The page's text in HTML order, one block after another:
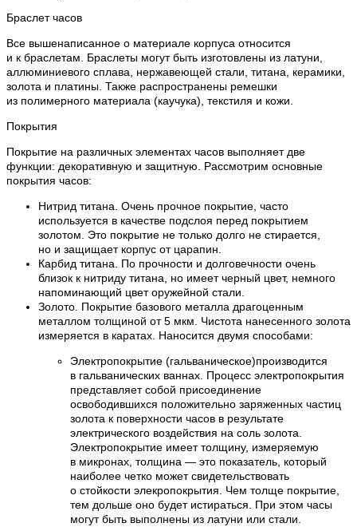
Браслет часов
Все вышенаписанное о материале корпуса относится
и к браслетам. Браслеты могут быть изготовлены из латуни,
аллюминиевого сплава, нержавеющей стали, титана, керамики,
золота и платины. Также распространены ремешки
из полимерного материала (каучука), текстиля и кожи.
Покрытия
Покрытие на различных элементах часов выполняет две
функции: декоративную и защитную. Рассмотрим основные
покрытия часов:
Нитрид титана. Очень прочное покрытие, часто
используется в качестве подслоя перед покрытием
золотом. Это покрытие не только долго не стирается,
но и защищает корпус от царапин.
Карбид титана. По прочности и долговечности очень
близок к нитриду титана, но имеет черный цвет, немного
напоминающий цвет оружейной стали.
Золото. Покрытие базового металла драгоценным
металлом толщиной от 5 мкм. Чистота нанесенного золота
измеряется в каратах. Наносится двумя способами:
Электропокрытие (гальваническое)производится
в гальванических ваннах. Процесс электропокрытия
представляет собой присоединение
освободившихся положительно заряженных частиц
золота к поверхности часов в результате
электрического воздействия на соль золота.
Электропокрытие имеет толщину, измеряемую
в микронах, толщина — это показатель, который
наиболее четко может свидетельствовать
о стойкости элекропокрытия. Чем толще покрытие,
тем дольше оно будет истираться. При этом часы
могут быть выполнены из латуни или стали.